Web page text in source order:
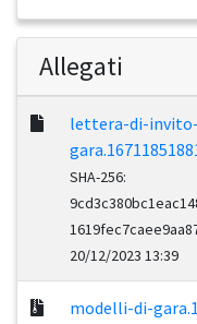
Allegati
lettera-di-
SHA-256:
20/12/2023 13:39
modelli-di-